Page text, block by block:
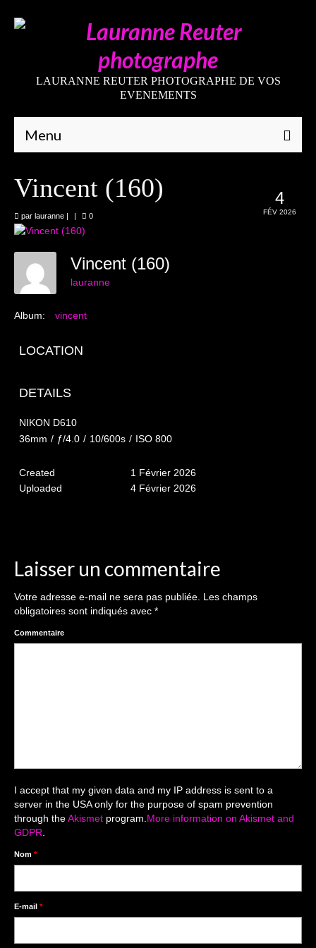
LAURANNE REUTER PHOTOGRAPHE DE VOS
EVENEMENTS
Menu
Mariages
Grossesses
Nouveaux-nés
The smash cake: 1 an / 2
Séance Noël
Au Feminin
Carnaval d’Annecy
Galeries Privées
séance du 25.04.26
Mariage du 18.04.2026
Prestations
Tarifs
Contact
Livre d’Or
4
FÉV 2026
Vincent (160)
par lauranne | | 0
Vincent (160)
lauranne
Album: vincent
LOCATION
DETAILS
NIKON D610
36mm / ƒ/4.0 / 10/600s / ISO 800
Created
1 Février 2026
Uploaded
4 Février 2026
Laisser un commentaire
Votre adresse e-mail ne sera pas publiée. Les champs
obligatoires sont indiqués avec *
Commentaire
I accept that my given data and my IP address is sent to a
server in the USA only for the purpose of spam prevention
through theAkismet program.More information on Akismet and
GDPR.
Nom *
E-mail *